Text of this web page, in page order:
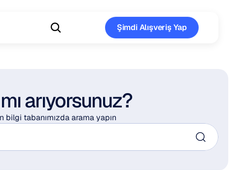
Şimdi Alışveriş Yap
arıyorsunuz?
bilgi tabanımızda arama yapın